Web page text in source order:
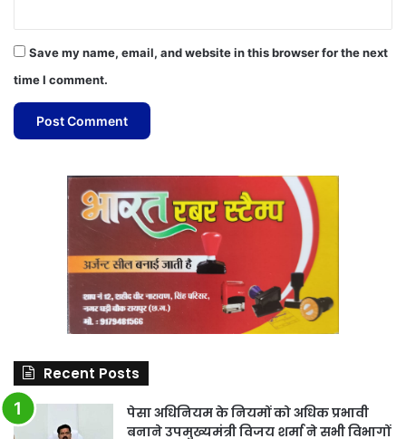
Save my name, email, and website in this browser for the next
time I comment.
Recent Posts
पेसा अधिनियम के नियमों को अधिक प्रभावी
बनाने उपमुख्यमंत्री विजय शर्मा ने सभी विभागों